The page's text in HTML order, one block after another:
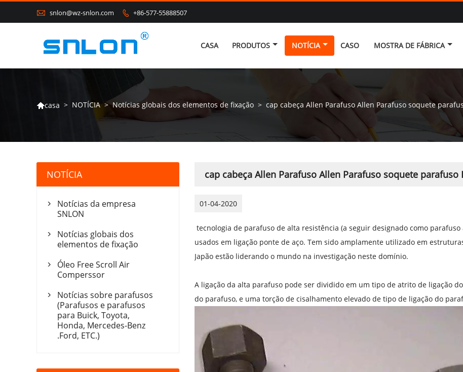
 snlon@wz-snlon.com  +86-577-55888507
CASA PRODUTOS NOTÍCIA CASO MOSTRA DE FÁBRICA
casa > NOTÍCIA > Notícias globais dos elementos de fixação > cap cabeça Allen Parafuso Allen Parafuso soquete
cap cabeça Allen Parafuso Allen Parafuso soquete
01-04-2020
tecnologia de parafuso de alta resistência (a seguir designado como
usados ​​em ligação ponte de aço. Tem sido amplamente utilizado em
Japão estão liderando o mundo na investigação neste domínio.
A ligação da alta parafuso pode ser dividido em um tipo de atrito de ligação
do parafuso, e uma torção de cisalhamento elevado de tipo de ligação do
NOTÍCIA

Notícias da empresa
SNLON

Notícias globais dos
elementos de fixação

Óleo Free Scroll Air
Comperssor

Notícias sobre parafusos
(Parafusos e parafusos
para Buick, Toyota,
Honda, Mercedes-Benz
.Ford, ETC.)